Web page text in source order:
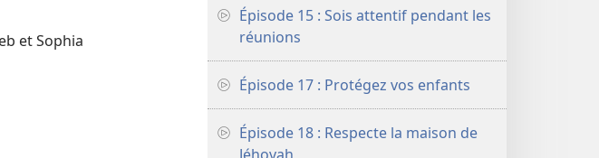
et Sophia
Épisode 15 : Sois attentif pendant les
réunions
Épisode 17 : Protégez vos enfants
Épisode 18 : Respecte la maison de